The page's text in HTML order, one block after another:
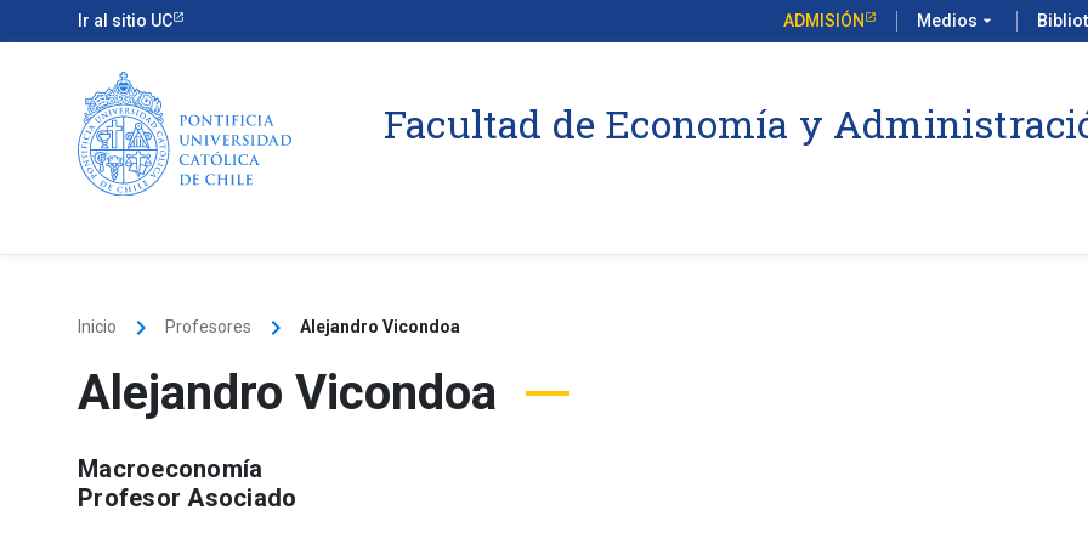
Ir al sitio UC ADMISIÓN Medios arrow_drop_down
Facultad de Economía y
Inicio keyboard_arrow_right Profesores keyboard_arrow_right Alejandro Vicondoa
Alejandro Vicondoa
Macroeconomía
Profesor Asociado